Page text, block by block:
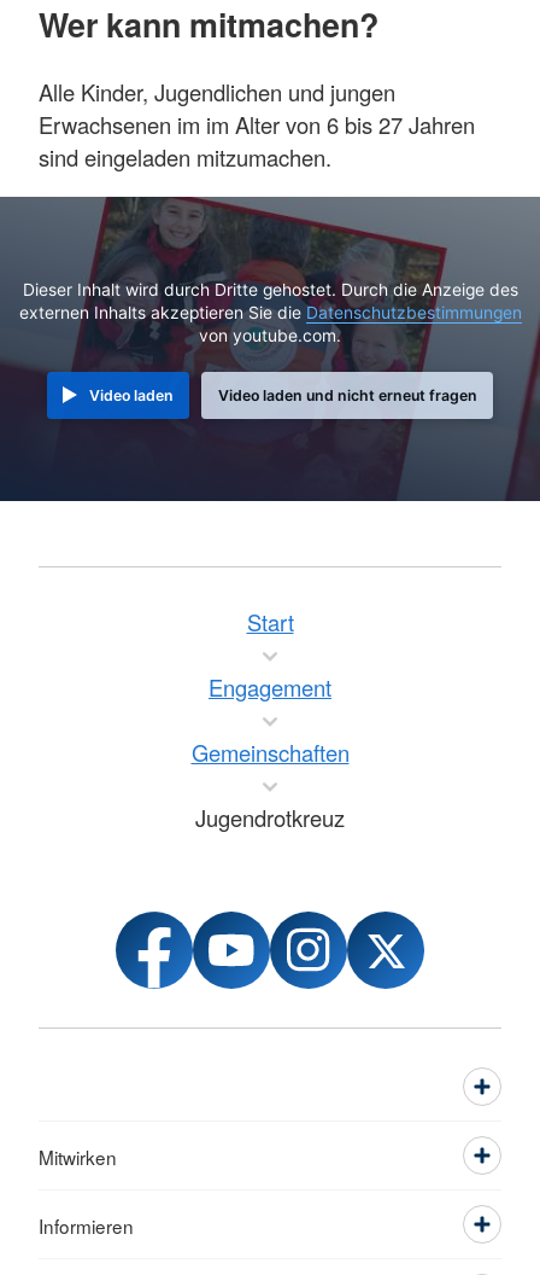
Wer kann mitmachen?
Alle Kinder, Jugendlichen und jungen
Erwachsenen im im Alter von 6 bis 27 Jahren
sind eingeladen mitzumachen.
Dieser Inhalt wird durch Dritte gehostet. Durch die Anzeige des
externen Inhalts akzeptieren Sie die Datenschutzbestimmungen
von youtube.com.
Video laden Video laden und nicht erneut fragen
Start
Engagement
Gemeinschaften
Jugendrotkreuz
Mitwirken
Informieren